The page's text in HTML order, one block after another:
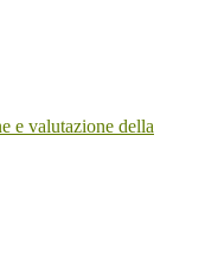
e valutazione della